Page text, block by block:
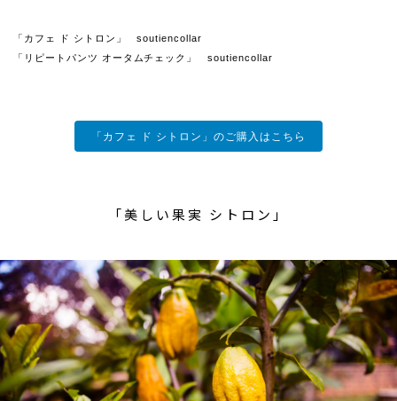
「カフェ ド シトロン」 soutiencollar
「リピートパンツ オータムチェック」 soutiencollar
「カフェ ド シトロン」のご購入はこちら
「美しい果実 シトロン」